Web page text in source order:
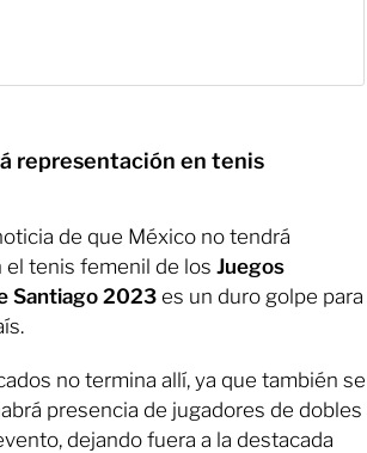
representación en tenis
de que México no tendrá
tenis femenil de los Juegos
Santiago 2023 es un duro golpe para
no termina allí, ya que también se
presencia de jugadores de dobles
dejando fuera a la destacada